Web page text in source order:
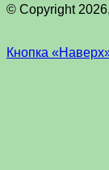
© Copyright
Кнопка